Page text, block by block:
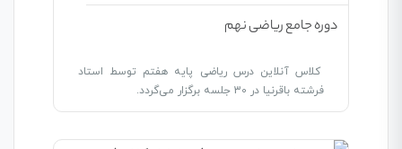
دوره جامع ریاضی نهم
کلاس آنلاین درس ریاضی پایه هفتم توسط استاد
فرشته باقرنیا در 30 جلسه برگزار می‌گردد.